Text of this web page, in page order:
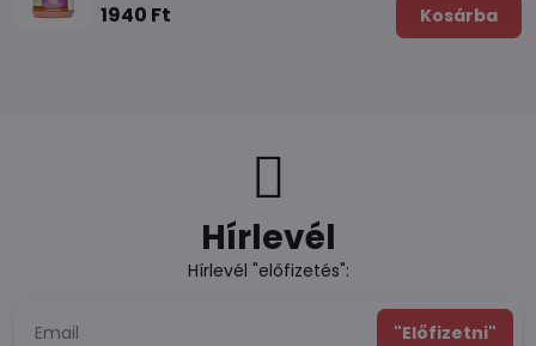
1940 Ft Kosárba
Hírlevél
Hírlevél "előfizetés":
"Előfizetni"